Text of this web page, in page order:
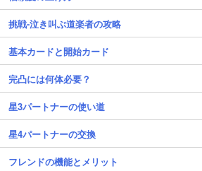
挑戦-泣き叫ぶ道楽者の攻略
基本カードと開始カード
完凸には何体必要？
星3パートナーの使い道
星4パートナーの交換
フレンドの機能とメリット